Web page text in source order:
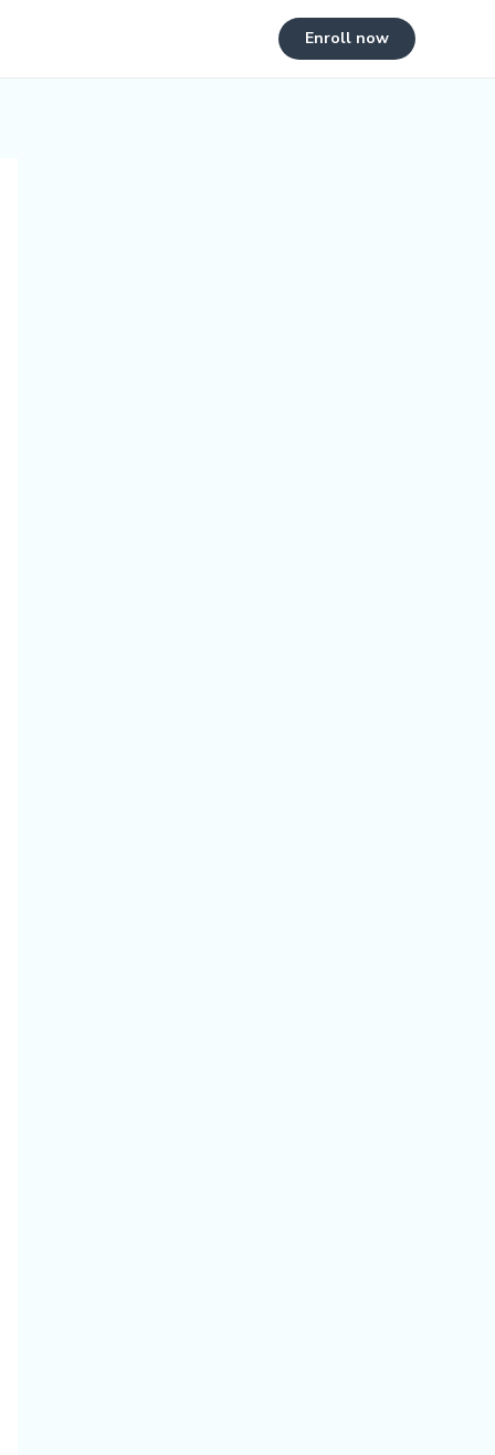
Enroll now